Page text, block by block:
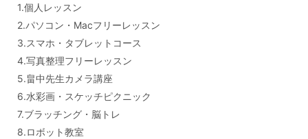
1.個人レッスン
2.パソコン・Macフリーレッスン
3.スマホ・タブレットコース
4.写真整理フリーレッスン
5.畠中先生カメラ講座
6.水彩画・スケッチピクニック
7.ブラッチング・脳トレ
8.ロボット教室